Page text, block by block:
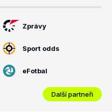
Zprávy
Sport odds
eFotbal
Další partneři